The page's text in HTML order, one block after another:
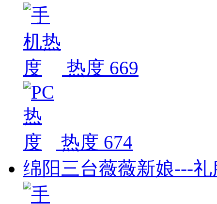
热度 669
热度 674
绵阳三台薇薇新娘---